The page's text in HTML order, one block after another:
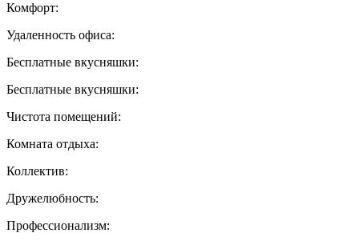
Комфорт:
Удаленность офиса:
Бесплатные вкусняшки:
Бесплатные вкусняшки:
Чистота помещений:
Комната отдыха:
Коллектив:
Дружелюбность:
Профессионализм: